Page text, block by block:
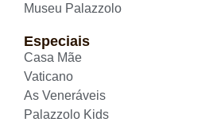
Museu Palazzolo
Especiais
Casa Mãe
Vaticano
As Veneráveis
Palazzolo Kids